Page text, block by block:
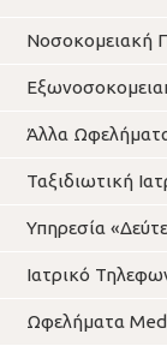
Νοσοκομειακή
Άλλα
Ταξιδιωτική
Υπηρεσία
Ιατρικό
Ωφελήματα